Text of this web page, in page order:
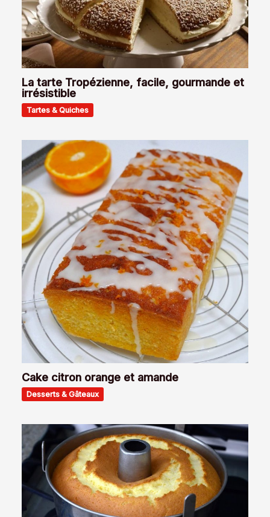
La tarte Tropézienne, facile, gourmande et
irrésistible
Tartes & Quiches
Cake citron orange et amande
Desserts & Gâteaux